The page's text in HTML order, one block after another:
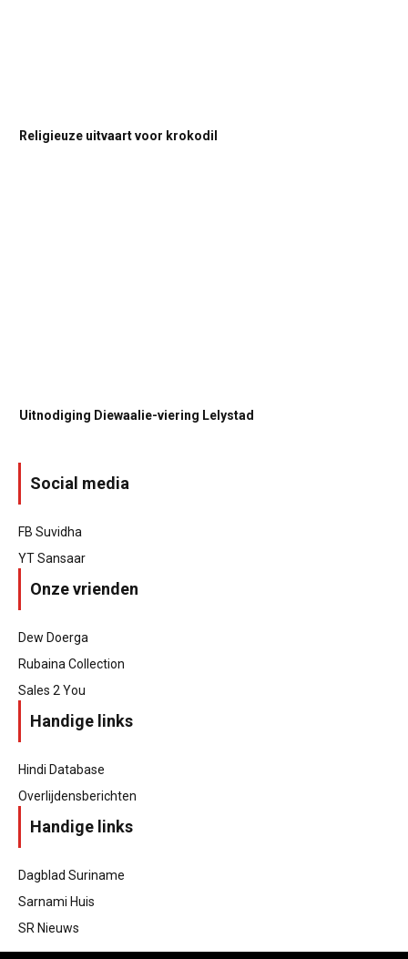
Religieuze uitvaart voor krokodil
Uitnodiging Diewaalie-viering Lelystad
Social media
FB Suvidha
YT Sansaar
Onze vrienden
Dew Doerga
Rubaina Collection
Sales 2 You
Handige links
Hindi Database
Overlijdensberichten
Handige links
Dagblad Suriname
Sarnami Huis
SR Nieuws